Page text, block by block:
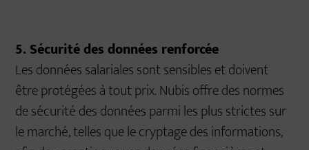
5. Sécurité des données renforcée
Les données salariales sont sensibles et doivent
être protégées à tout prix. Nubis offre des normes
de sécurité des données parmi les plus strictes sur
le marché, telles que le cryptage des informations,